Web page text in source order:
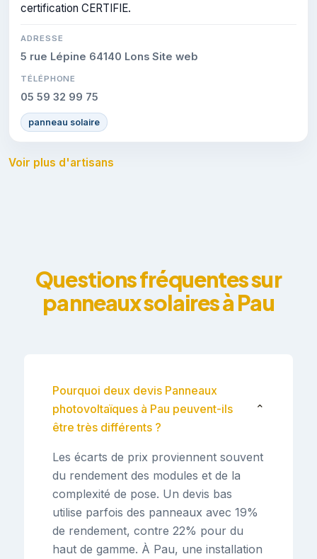
certification CERTIFIE.
ADRESSE
5 rue Lépine 64140 Lons Site web
TÉLÉPHONE
05 59 32 99 75
panneau solaire
Voir plus d'artisans
Questions fréquentes sur
panneaux solaires à Pau
Pourquoi deux devis Panneaux
photovoltaïques à Pau peuvent-ils
être très différents ?
⌄
Les écarts de prix proviennent souvent
du rendement des modules et de la
complexité de pose. Un devis bas
utilise parfois des panneaux avec 19%
de rendement, contre 22% pour du
haut de gamme. À Pau, une installation